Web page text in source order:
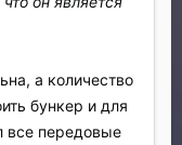
а количество
бункер и для
все передовые